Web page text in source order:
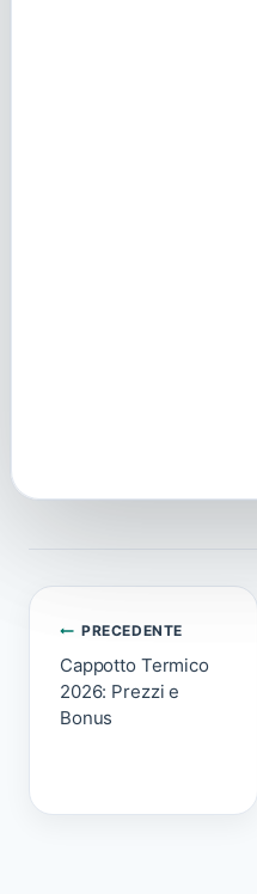
Navigazione
articoliPRECEDENTE
Cappotto Termico
2026: Prezzi e
Bonus